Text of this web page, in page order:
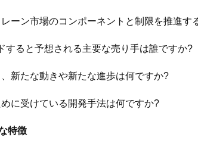
ーン市場のコンポーネントと制限を推進す
ると予想される主要な売り手は誰ですか?
新たな動きや新たな進歩は何ですか?
に受けている開発手法は何ですか?
特徴